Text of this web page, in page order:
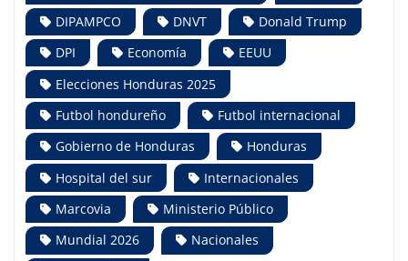
DIPAMPCO
DNVT
Donald Trump
DPI
Economía
EEUU
Elecciones Honduras 2025
Futbol hondureño
Futbol internacional
Gobierno de Honduras
Honduras
Hospital del sur
Internacionales
Marcovia
Ministerio Público
Mundial 2026
Nacionales